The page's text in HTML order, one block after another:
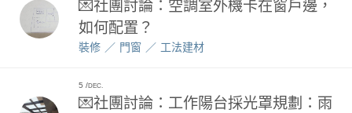
💌社團討論：空調室外機卡在窗戶邊，
如何配置？
裝修 門窗 工法建材
5 DEC.
💌社團討論：工作陽台採光罩規劃：雨